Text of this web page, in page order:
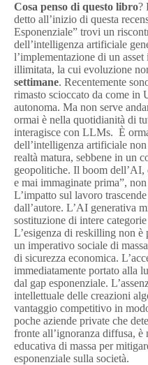
Cosa penso di questo libro?
detto all’inizio di questa
Esponenziale” trovi un
dell’intelligenza artificiale
l’implementazione di un
illimitata, la cui evoluzione
settimane. Recentemente
rimasto scioccato da come in
autonoma. Ma non serve
ormai è nella quotidianità di
interagisce con LLMs. È
dell’intelligenza artificiale
realtà matura, sebbene in un
geopolitiche. Il boom dell’AI,
e mai immaginate prima”,
L’impatto sul lavoro
dall’autore. L’AI generativa
sostituzione di intere
L’esigenza di reskilling non
un imperativo sociale di
di sicurezza economica.
immediatamente portato alla
dal gap esponenziale.
intellettuale delle creazioni
vantaggio competitivo in
poche aziende private che
fronte all’ignoranza diffusa, è
educativa di massa per
esponenziale sulla società.